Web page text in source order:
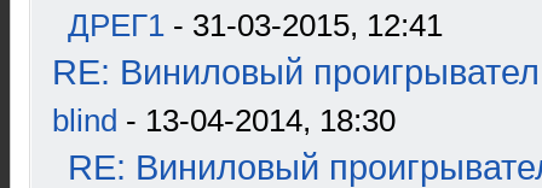
ДРЕГ1 - 31-03-2015, 12:41
RE: Виниловый
blind - 13-04-2014, 18:30
RE: Виниловый